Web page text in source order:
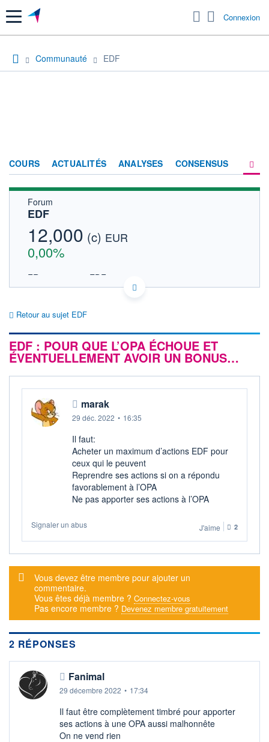
Menu Connexion
Communauté EDF
COURS ACTUALITÉS ANALYSES CONSENSUS
Forum
EDF
12,000 (c) EUR
0,00%
FR0010242511 EDF
EURONEXT PARIS DONNÉES TEMPS RÉEL
Cotation sur les autres places
SECTEUR
Électricité conventionnelle
0,000
VOLUME
VALORISATION
50 034 MEUR
DERNIER ÉCHANGE
17.05.23 / 17:35:10
LIMITE À LA LIMITE À LA
HAUSSE
0,020
-
DIVIDENDE
0,00 EUR
DERNIER
PROCHAIN
DIVIDENDE
-
SRD
Non éligible
Boursobank
+ ALERTE
Retour au sujet EDF
EDF : POUR QUE L’OPA ÉCHOUE ET
ÉVENTUELLEMENT AVOIR UN BONUS…
marak
29 déc. 2022 • 16:35
Il faut:
Acheter un maximum d’actions EDF pour
ceux qui le peuvent
Reprendre ses actions si on a répondu
favorablement à l’OPA
Ne pas apporter ses actions à l’OPA
Signaler un abus J'aime 2
Message d'alerte
Vous devez être membre pour ajouter un
commentaire.
Vous êtes déjà membre ? Connectez-vous
Pas encore membre ? Devenez membre gratuitement
2 RÉPONSES
Fanimal
29 décembre 2022 • 17:34
Il faut être complètement timbré pour apporter
ses actions à une OPA aussi malhonnête
On ne vend rien